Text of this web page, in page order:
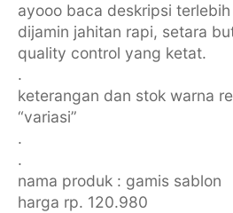
ayooo baca deskripsi
dijamin jahitan rapi, setara
quality control yang ketat.
.
keterangan dan stok warna
“variasi”
.
.
nama produk : gamis sablon
harga rp. 120.980